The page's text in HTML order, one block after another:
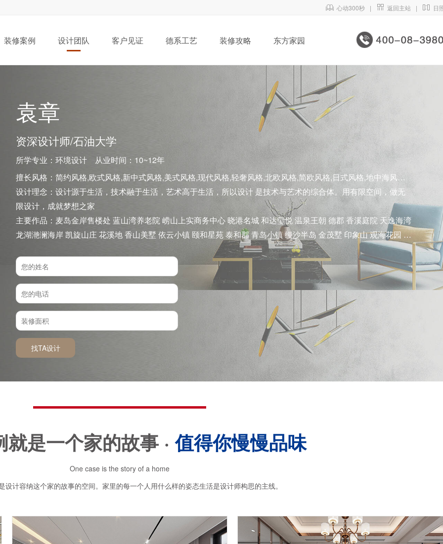
 心动300秒 |  返回主站 |  日
装修案例 设计团队 客户见证 德系工艺 装修攻略 东方家园
袁章
资深设计师/石油大学
所学专业：环境设计 从业时间：10~12年
擅长风格：简约风格,欧式风格,新中式风格,美式风格,现代风格,轻奢风格,北欧风格,简欧风格,日式风格,地中海风格,
混搭风格,其他风格
设计理念：设计源于生活，技术融于生活，艺术高于生活，所以设计 是技术与艺术的综合体。用有限空间，做无
限设计，成就梦想之家
主要作品：麦岛金岸售楼处 蓝山湾养老院 崂山上实商务中心 晓港名城 和达玺悦 温泉王朝 德郡 香溪庭院 天逸海湾
龙湖滟澜海岸 凯旋山庄 花溪地 香山美墅 依云小镇 颐和星苑 泰和郡 青岛小镇 缦沙半岛 金茂墅 印象山 观海花园 台
湾花园 金地山庄 书香门地 蓝岸丽舍 香溢紫郡 和达璟城 骊山国际 金色慧谷 天一仁和郡 保利香雪山 天泰蓝山 千禧
国际
找TA设计
就是一个家的故事 ·值得你慢慢品味
One case is the story of a home
设计容纳这个家的故事的空间。家里的每一个人用什么样的姿态生活是设计师构思的主线。